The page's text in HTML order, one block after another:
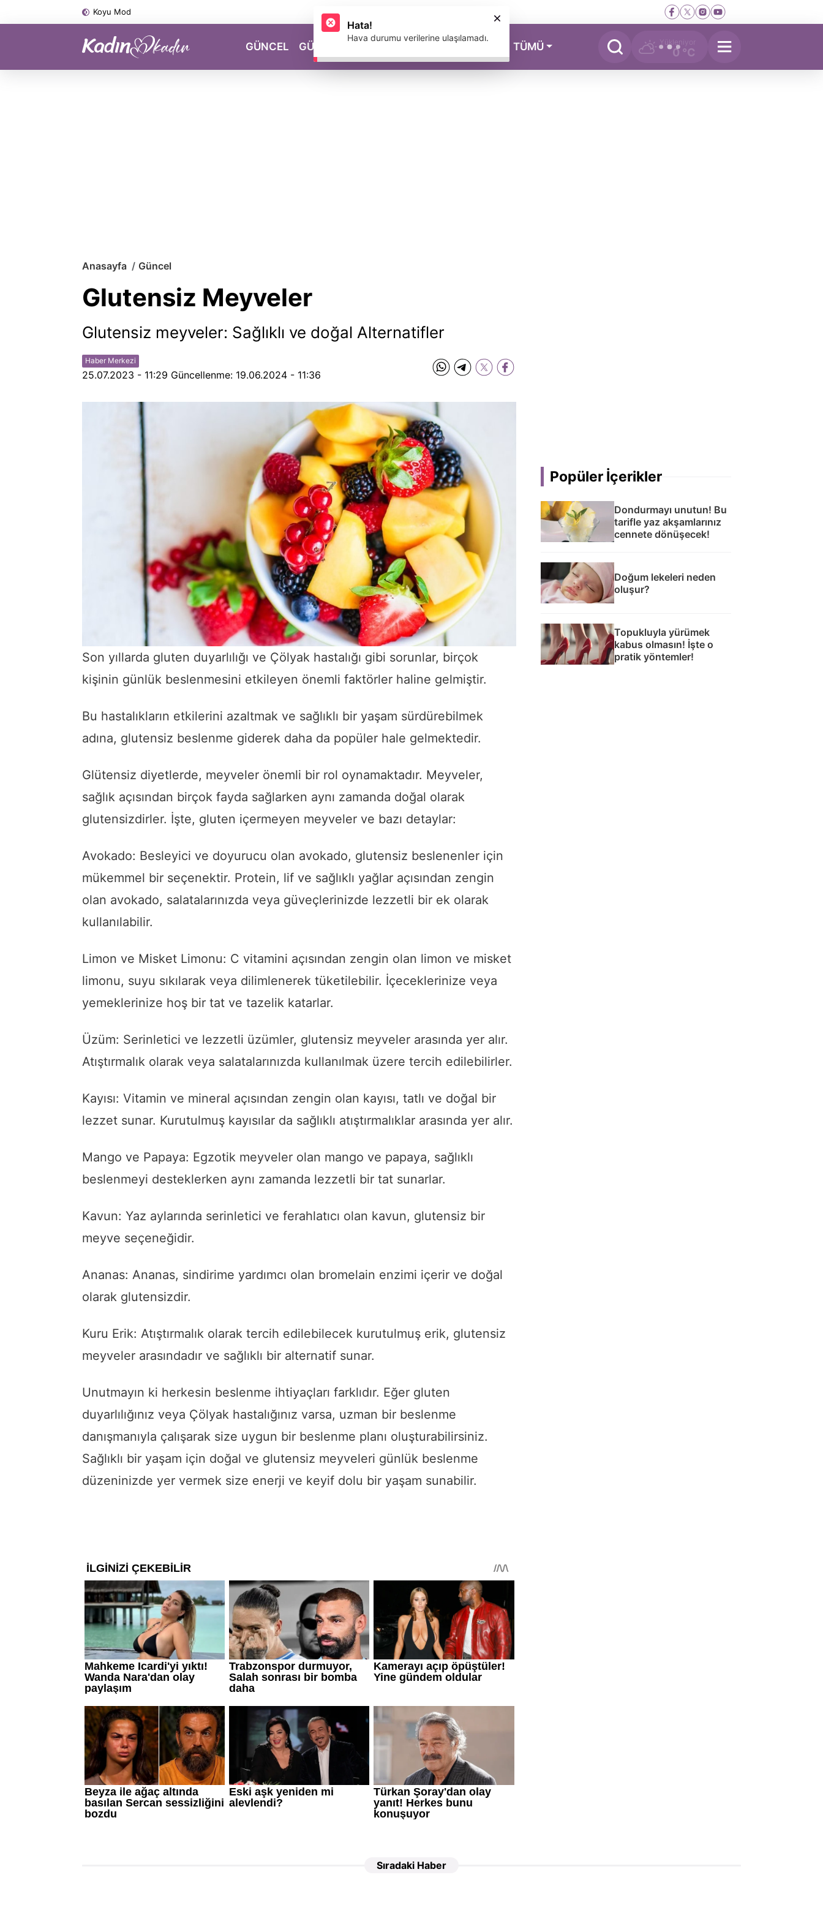
Koyu Mod
GÜNCEL GÜZELLİK MAGAZİN TÜMÜ Yükleniyor
0 °C
Anasayfa Güncel
Glutensiz Meyveler
Glutensiz meyveler: Sağlıklı ve doğal Alternatifler
Haber Merkezi
25.07.2023 - 11:29 Güncellenme: 19.06.2024 - 11:36
Son yıllarda gluten duyarlılığı ve Çölyak hastalığı gibi sorunlar, birçok
kişinin günlük beslenmesini etkileyen önemli faktörler haline gelmiştir.
Bu hastalıkların etkilerini azaltmak ve sağlıklı bir yaşam sürdürebilmek
adına, glutensiz beslenme giderek daha da popüler hale gelmektedir.
Glütensiz diyetlerde, meyveler önemli bir rol oynamaktadır. Meyveler,
sağlık açısından birçok fayda sağlarken aynı zamanda doğal olarak
glutensizdirler. İşte, gluten içermeyen meyveler ve bazı detaylar:
Avokado: Besleyici ve doyurucu olan avokado, glutensiz beslenenler için
mükemmel bir seçenektir. Protein, lif ve sağlıklı yağlar açısından zengin
olan avokado, salatalarınızda veya güveçlerinizde lezzetli bir ek olarak
kullanılabilir.
Limon ve Misket Limonu: C vitamini açısından zengin olan limon ve misket
limonu, suyu sıkılarak veya dilimlenerek tüketilebilir. İçeceklerinize veya
yemeklerinize hoş bir tat ve tazelik katarlar.
Üzüm: Serinletici ve lezzetli üzümler, glutensiz meyveler arasında yer alır.
Atıştırmalık olarak veya salatalarınızda kullanılmak üzere tercih edilebilirler.
Kayısı: Vitamin ve mineral açısından zengin olan kayısı, tatlı ve doğal bir
lezzet sunar. Kurutulmuş kayısılar da sağlıklı atıştırmalıklar arasında yer alır.
Mango ve Papaya: Egzotik meyveler olan mango ve papaya, sağlıklı
beslenmeyi desteklerken aynı zamanda lezzetli bir tat sunarlar.
Kavun: Yaz aylarında serinletici ve ferahlatıcı olan kavun, glutensiz bir
meyve seçeneğidir.
Ananas: Ananas, sindirime yardımcı olan bromelain enzimi içerir ve doğal
olarak glutensizdir.
Kuru Erik: Atıştırmalık olarak tercih edilebilecek kurutulmuş erik, glutensiz
meyveler arasındadır ve sağlıklı bir alternatif sunar.
Unutmayın ki herkesin beslenme ihtiyaçları farklıdır. Eğer gluten
duyarlılığınız veya Çölyak hastalığınız varsa, uzman bir beslenme
danışmanıyla çalışarak size uygun bir beslenme planı oluşturabilirsiniz.
Sağlıklı bir yaşam için doğal ve glutensiz meyveleri günlük beslenme
düzeninizde yer vermek size enerji ve keyif dolu bir yaşam sunabilir.
Popüler İçerikler
Dondurmayı unutun! Bu
tarifle yaz akşamlarınız
cennete dönüşecek!
Doğum lekeleri neden
oluşur?
Topukluyla yürümek
kabus olmasın! İşte o
pratik yöntemler!
Sıradaki Haber